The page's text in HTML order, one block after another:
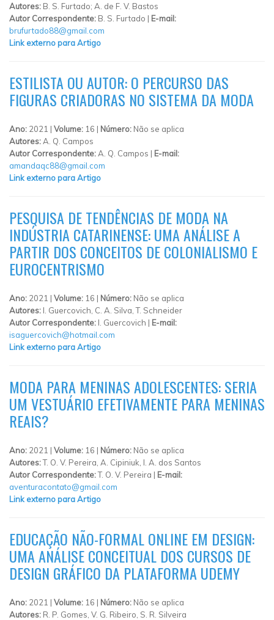
Autores: B. S. Furtado; A. de F. V. Bastos
Autor Correspondente: B. S. Furtado | E-mail:
brufurtado88@gmail.com
Link externo para Artigo
ESTILISTA OU AUTOR: O PERCURSO DAS
FIGURAS CRIADORAS NO SISTEMA DA MODA
Ano: 2021 | Volume: 16 | Número: Não se aplica
Autores:A. Q. Campos
Autor Correspondente:A. Q. Campos | E-mail:
amandaqc88@gmail.com
Link externo para Artigo
PESQUISA DE TENDÊNCIAS DE MODA NA
INDÚSTRIA CATARINENSE: UMA ANÁLISE A
PARTIR DOS CONCEITOS DE COLONIALISMO E
EUROCENTRISMO
Ano: 2021 | Volume: 16 | Número: Não se aplica
Autores: I. Guercovich, C. A. Silva, T. Schneider
Autor Correspondente: I. Guercovich | E-mail:
isaguercovich@hotmail.com
Link externo para Artigo
MODA PARA MENINAS ADOLESCENTES: SERIA
UM VESTUÁRIO EFETIVAMENTE PARA MENINAS
REAIS?
Ano: 2021 | Volume: 16 | Número: Não se aplica
Autores:T. O. V. Pereira, A. Cipiniuk, I. A. dos Santos
Autor Correspondente:T. O. V. Pereira | E-mail:
aventuracontato@gmail.com
Link externo para Artigo
EDUCAÇÃO NÃO-FORMAL ONLINE EM DESIGN:
UMA ANÁLISE CONCEITUAL DOS CURSOS DE
DESIGN GRÁFICO DA PLATAFORMA UDEMY
Ano: 2021 | Volume: 16 | Número: Não se aplica
Autores: R. P. Gomes, V. G. Ribeiro, S. R. Silveira